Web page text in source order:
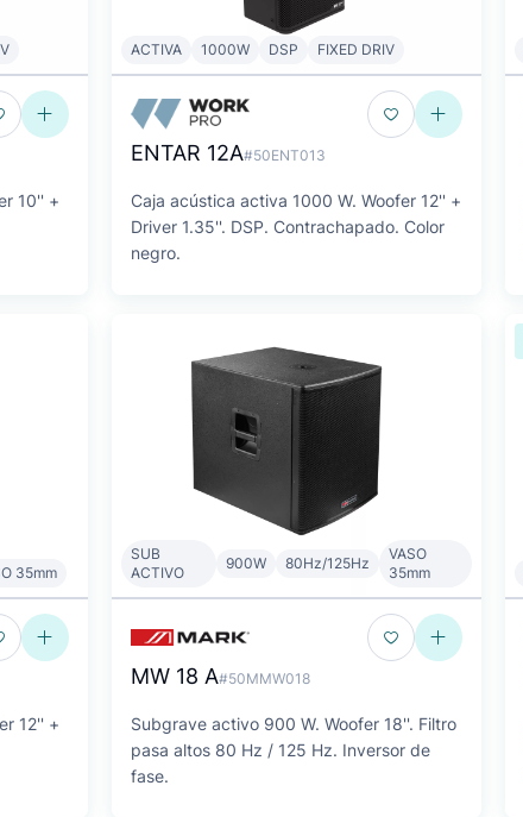
10'' +
ACTIVA 1000W DSP FIXED DRIV
ENTAR 12A#50ENT013
Caja acústica activa 1000 W. Woofer 12'' +
Driver 1.35''. DSP. Contrachapado. Color
negro.
35mm
12'' +
SUB
ACTIVO
900W 80Hz/125Hz
VASO
35mm
MW 18 A#50MMW018
Subgrave activo 900 W. Woofer 18''. Filtro
pasa altos 80 Hz / 125 Hz. Inversor de
fase.